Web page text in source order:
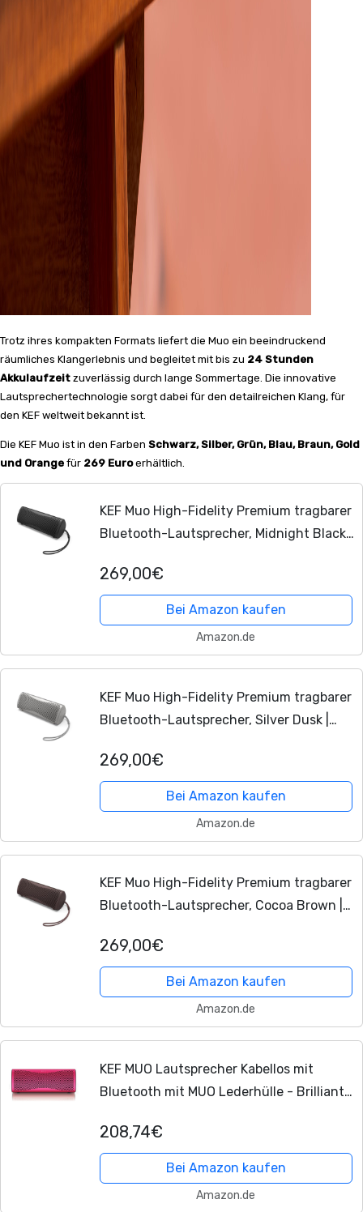
Trotz ihres kompakten Formats liefert die Muo ein beeindruckend
räumliches Klangerlebnis und begleitet mit bis zu 24 Stunden
Akkulaufzeit zuverlässig durch lange Sommertage. Die innovative
Lautsprechertechnologie sorgt dabei für den detailreichen Klang, für
den KEF weltweit bekannt ist.
Die KEF Muo ist in den Farben Schwarz, Silber, Grün, Blau, Braun, Gold
und Orange für 269 Euroerhältlich.
KEF Muo High-Fidelity Premium tragbarer
Bluetooth-Lautsprecher, Midnight Black |
IP67 wasserdicht | 24 Std....
269,00€
Bei Amazon kaufen
Amazon.de
KEF Muo High-Fidelity Premium tragbarer
Bluetooth-Lautsprecher, Silver Dusk |
IP67 wasserdicht | 24 Std.
Wiedergabezeit...
269,00€
Bei Amazon kaufen
Amazon.de
KEF Muo High-Fidelity Premium tragbarer
Bluetooth-Lautsprecher, Cocoa Brown |
IP67 wasserdicht | 24 Std.
Wiedergabezeit...
269,00€
Bei Amazon kaufen
Amazon.de
KEF MUO Lautsprecher Kabellos mit
Bluetooth mit MUO Lederhülle - Brilliant
208,74€
Bei Amazon kaufen
Amazon.de